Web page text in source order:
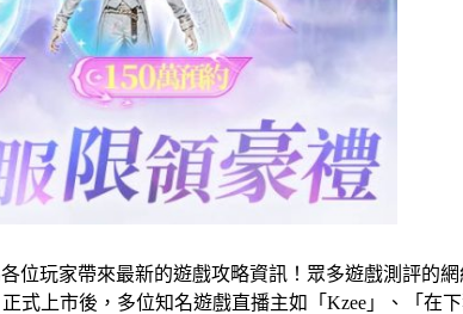
位玩家帶來最新的遊戲攻略資訊！眾多遊戲測評的
上市後，多位知名遊戲直播主如「Kzee」、「在